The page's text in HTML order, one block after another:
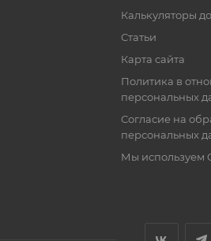
Калькуляторы
Статьи
Карта сайта
Политика в
персональных
Согласие на
персональных
Мы используем